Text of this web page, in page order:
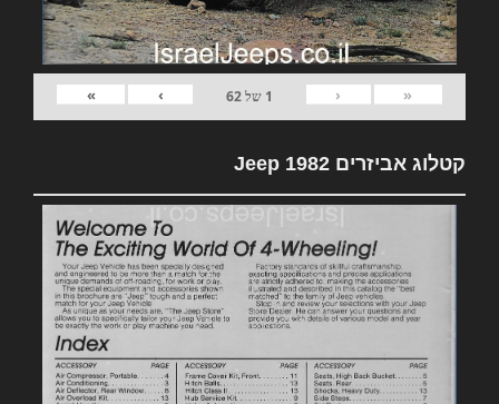
«
‹
1 של62
›
»
קטלוג אביזרים 1982 Jeep